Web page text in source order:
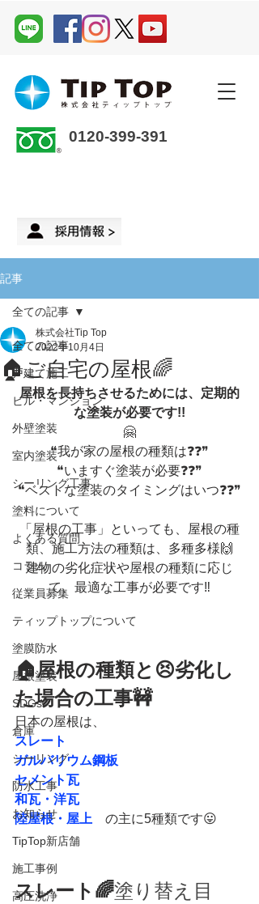
0120-399-391
記事
全ての記事
戸建て施工
ビル・マンション
外壁塗装
室内塗装
シーリング工事
塗料について
よくある質問
コラム
従業員募集
ティップトップについて
塗膜防水
屋根塗装
SDGs
倉庫
シーリング
防水工事
お知らせ
TipTop新店舗
施工事例
高圧洗浄
全ての記事
🏠ご自宅の屋根🌈
株式会社Tip Top
2022年10月4日
屋根を長持ちさせるためには、定期的
な塗装が必要です!!
🤗
❝我が家の屋根の種類は❓❓❞
❝いますぐ塗装が必要❓❓❞
❝ベストな塗装のタイミングはいつ❓❓❞
「屋根の工事」といっても、屋根の種
類、施工方法の種類は、多種多様🙌
建物の劣化症状や屋根の種類に応じ
て、最適な工事が必要です‼
🏠屋根の種類と😣劣化し
た場合の工事🚧
日本の屋根は、
スレート
ガルバリウム鋼板
セメント瓦
和瓦・洋瓦
陸屋根・屋上 の主に5種類です😛
スレート🌈塗り替え目